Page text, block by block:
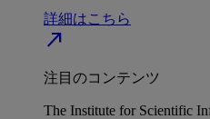
詳細はこちら
north_east
注目のコンテンツ
The Institute for Scientific